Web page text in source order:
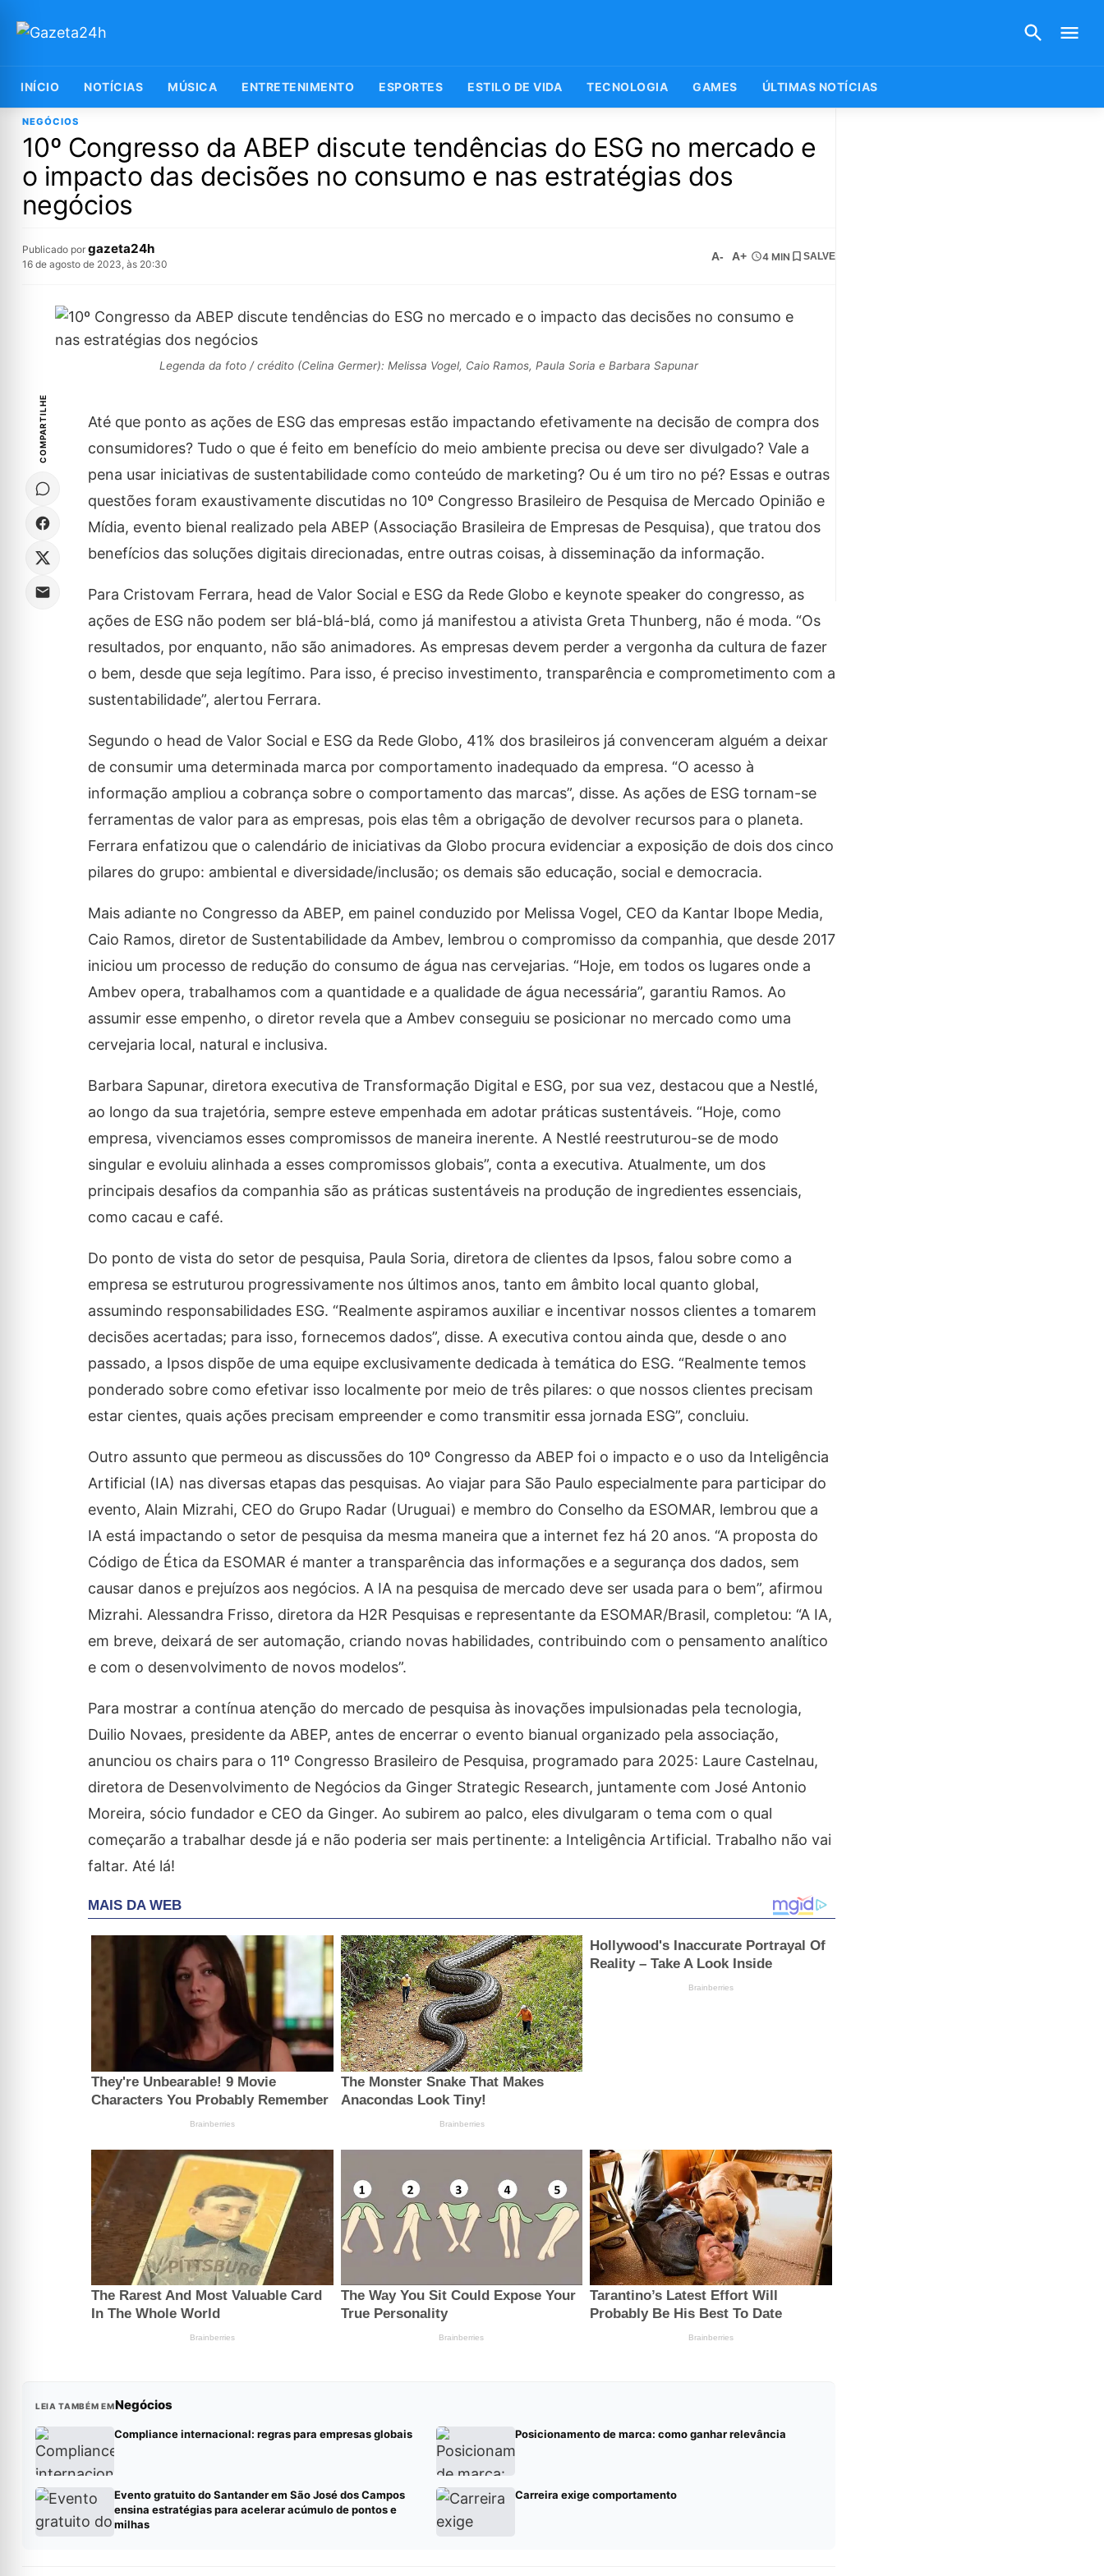
INÍCIO NOTÍCIAS MÚSICA ENTRETENIMENTO ESPORTES ESTILO DE VIDA TECNOLOGIA GAMES ÚLTIMAS NOTÍCIAS
NEGÓCIOS
10º Congresso da ABEP discute tendências do ESG no mercado e
o impacto das decisões no consumo e nas estratégias dos
negócios
Publicado por gazeta24h
16 de agosto de 2023, às 20:30
A- A+ 4 MIN SALVE
Legenda da foto / crédito (Celina Germer): Melissa Vogel, Caio Ramos, Paula Soria e Barbara Sapunar
COMPARTILHE
Até que ponto as ações de ESG das empresas estão impactando efetivamente na decisão de compra dos
consumidores? Tudo o que é feito em benefício do meio ambiente precisa ou deve ser divulgado? Vale a
pena usar iniciativas de sustentabilidade como conteúdo de marketing? Ou é um tiro no pé? Essas e outras
questões foram exaustivamente discutidas no 10º Congresso Brasileiro de Pesquisa de Mercado Opinião e
Mídia, evento bienal realizado pela ABEP (Associação Brasileira de Empresas de Pesquisa), que tratou dos
benefícios das soluções digitais direcionadas, entre outras coisas, à disseminação da informação.
Para Cristovam Ferrara, head de Valor Social e ESG da Rede Globo e keynote speaker do congresso, as
ações de ESG não podem ser blá-blá-blá, como já manifestou a ativista Greta Thunberg, não é moda. “Os
resultados, por enquanto, não são animadores. As empresas devem perder a vergonha da cultura de fazer
o bem, desde que seja legítimo. Para isso, é preciso investimento, transparência e comprometimento com a
sustentabilidade”, alertou Ferrara.
Segundo o head de Valor Social e ESG da Rede Globo, 41% dos brasileiros já convenceram alguém a deixar
de consumir uma determinada marca por comportamento inadequado da empresa. “O acesso à
informação ampliou a cobrança sobre o comportamento das marcas”, disse. As ações de ESG tornam-se
ferramentas de valor para as empresas, pois elas têm a obrigação de devolver recursos para o planeta.
Ferrara enfatizou que o calendário de iniciativas da Globo procura evidenciar a exposição de dois dos cinco
pilares do grupo: ambiental e diversidade/inclusão; os demais são educação, social e democracia.
Mais adiante no Congresso da ABEP, em painel conduzido por Melissa Vogel, CEO da Kantar Ibope Media,
Caio Ramos, diretor de Sustentabilidade da Ambev, lembrou o compromisso da companhia, que desde 2017
iniciou um processo de redução do consumo de água nas cervejarias. “Hoje, em todos os lugares onde a
Ambev opera, trabalhamos com a quantidade e a qualidade de água necessária”, garantiu Ramos. Ao
assumir esse empenho, o diretor revela que a Ambev conseguiu se posicionar no mercado como uma
cervejaria local, natural e inclusiva.
Barbara Sapunar, diretora executiva de Transformação Digital e ESG, por sua vez, destacou que a Nestlé,
ao longo da sua trajetória, sempre esteve empenhada em adotar práticas sustentáveis. “Hoje, como
empresa, vivenciamos esses compromissos de maneira inerente. A Nestlé reestruturou-se de modo
singular e evoluiu alinhada a esses compromissos globais”, conta a executiva. Atualmente, um dos
principais desafios da companhia são as práticas sustentáveis na produção de ingredientes essenciais,
como cacau e café.
Do ponto de vista do setor de pesquisa, Paula Soria, diretora de clientes da Ipsos, falou sobre como a
empresa se estruturou progressivamente nos últimos anos, tanto em âmbito local quanto global,
assumindo responsabilidades ESG. “Realmente aspiramos auxiliar e incentivar nossos clientes a tomarem
decisões acertadas; para isso, fornecemos dados”, disse. A executiva contou ainda que, desde o ano
passado, a Ipsos dispõe de uma equipe exclusivamente dedicada à temática do ESG. “Realmente temos
ponderado sobre como efetivar isso localmente por meio de três pilares: o que nossos clientes precisam
estar cientes, quais ações precisam empreender e como transmitir essa jornada ESG”, concluiu.
Outro assunto que permeou as discussões do 10º Congresso da ABEP foi o impacto e o uso da Inteligência
Artificial (IA) nas diversas etapas das pesquisas. Ao viajar para São Paulo especialmente para participar do
evento, Alain Mizrahi, CEO do Grupo Radar (Uruguai) e membro do Conselho da ESOMAR, lembrou que a
IA está impactando o setor de pesquisa da mesma maneira que a internet fez há 20 anos. “A proposta do
Código de Ética da ESOMAR é manter a transparência das informações e a segurança dos dados, sem
causar danos e prejuízos aos negócios. A IA na pesquisa de mercado deve ser usada para o bem”, afirmou
Mizrahi. Alessandra Frisso, diretora da H2R Pesquisas e representante da ESOMAR/Brasil, completou: “A IA,
em breve, deixará de ser automação, criando novas habilidades, contribuindo com o pensamento analítico
e com o desenvolvimento de novos modelos”.
Para mostrar a contínua atenção do mercado de pesquisa às inovações impulsionadas pela tecnologia,
Duilio Novaes, presidente da ABEP, antes de encerrar o evento bianual organizado pela associação,
anunciou os chairs para o 11º Congresso Brasileiro de Pesquisa, programado para 2025: Laure Castelnau,
diretora de Desenvolvimento de Negócios da Ginger Strategic Research, juntamente com José Antonio
Moreira, sócio fundador e CEO da Ginger. Ao subirem ao palco, eles divulgaram o tema com o qual
começarão a trabalhar desde já e não poderia ser mais pertinente: a Inteligência Artificial. Trabalho não vai
faltar. Até lá!
LEIA TAMBÉM EMNegócios
Compliance internacional: regras para empresas globais Posicionamento de marca: como ganhar relevância
Evento gratuito do Santander em São José dos Campos
ensina estratégias para acelerar acúmulo de pontos e
milhas
Carreira exige comportamento